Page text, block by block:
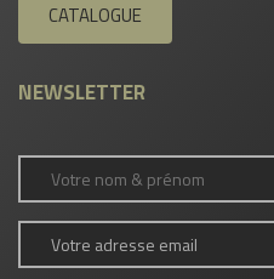
CATALOGUE
NEWSLETTER